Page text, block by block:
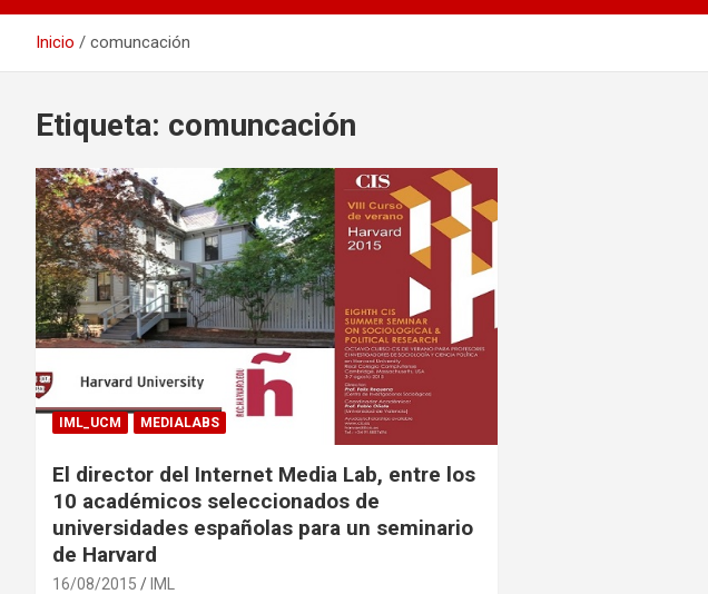
Inicio comuncación
Etiqueta: comuncación
IML_UCM MEDIALABS
El director del Internet Media Lab, entre los
10 académicos seleccionados de
universidades españolas para un seminario
de Harvard
16/08/2015 IML